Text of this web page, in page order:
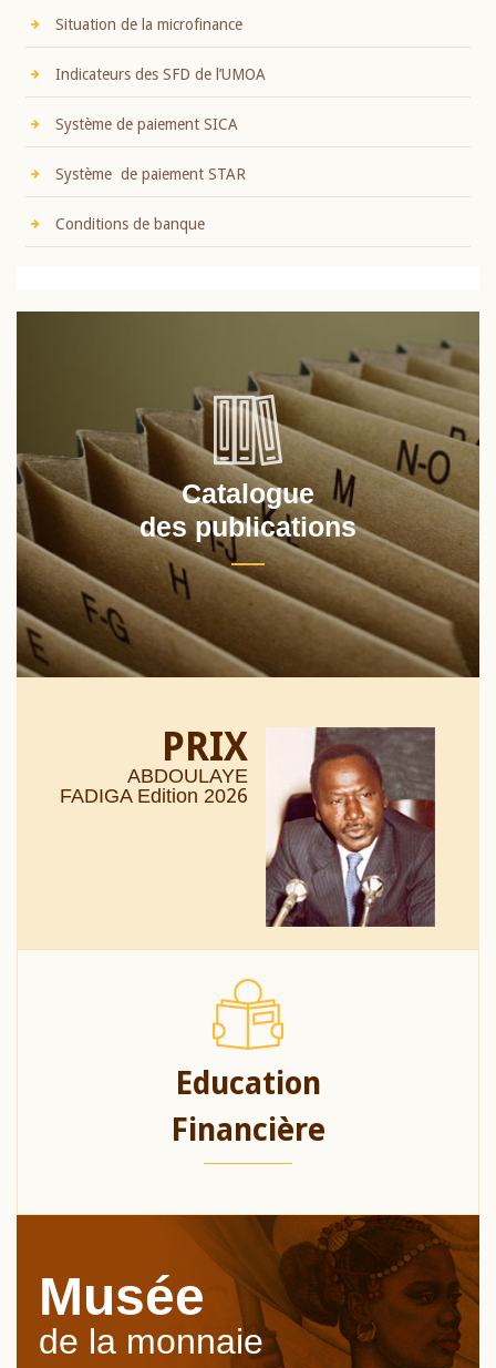
Situation de la microfinance
Indicateurs des SFD de l’UMOA
Système de paiement SICA
Système de paiement STAR
Conditions de banque
Catalogue
des publications
PRIX
ABDOULAYE
FADIGA Edition 2026
Education
Financière
Musée
de la monnaie